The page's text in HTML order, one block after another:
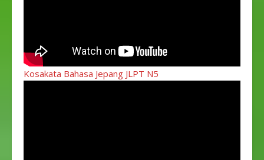
Kosakata Bahasa Jepang JLPT N5